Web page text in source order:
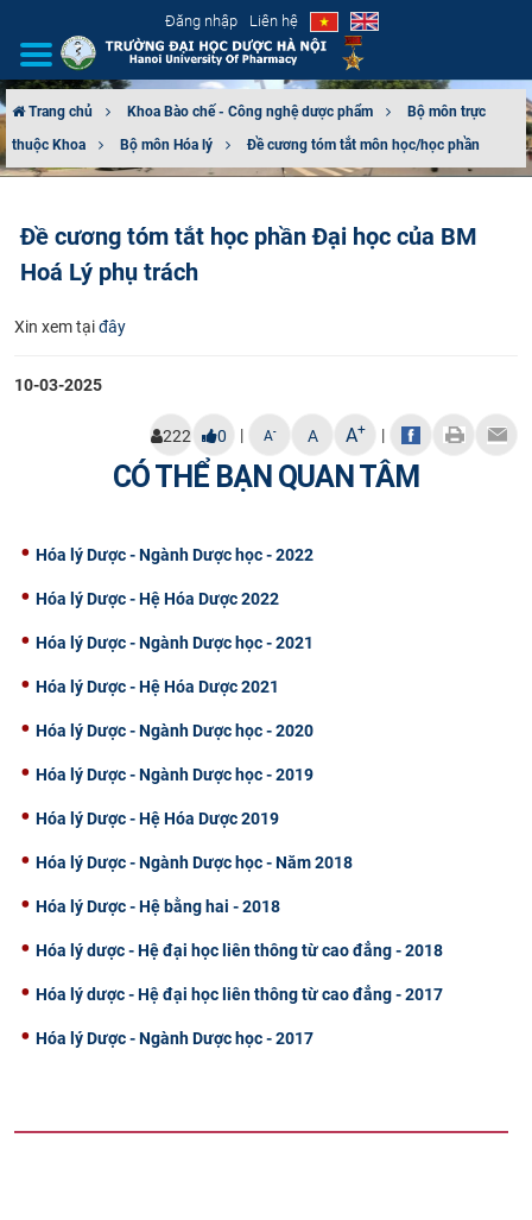
Đăng nhập Liên hệ
GIỚI THIỆU
TUYỂN SINH
ĐÀO TẠO
ĐẢM BẢO CHẤT LƯỢNG
KHOA HỌC CÔNG NGHỆ
CỰU NGƯỜI HỌC
Trang chủ Khoa Bào chế - Công nghệ dược phẩm
Bộ môn trực
thuộc Khoa
Bộ môn Hóa lý Đề cương tóm tắt môn học/học phần
Đề cương tóm tắt học phần Đại học của BM
Hoá Lý phụ trách
Xin xem tạiđây
10-03-2025
222 0 | A- A A+ |
CÓ THỂ BẠN QUAN TÂM
Hóa lý Dược - Ngành Dược học - 2022
Hóa lý Dược - Hệ Hóa Dược 2022
Hóa lý Dược - Ngành Dược học - 2021
Hóa lý Dược - Hệ Hóa Dược 2021
Hóa lý Dược - Ngành Dược học - 2020
Hóa lý Dược - Ngành Dược học - 2019
Hóa lý Dược - Hệ Hóa Dược 2019
Hóa lý Dược - Ngành Dược học - Năm 2018
Hóa lý Dược - Hệ bằng hai - 2018
Hóa lý dược - Hệ đại học liên thông từ cao đẳng - 2018
Hóa lý dược - Hệ đại học liên thông từ cao đẳng - 2017
Hóa lý Dược - Ngành Dược học - 2017